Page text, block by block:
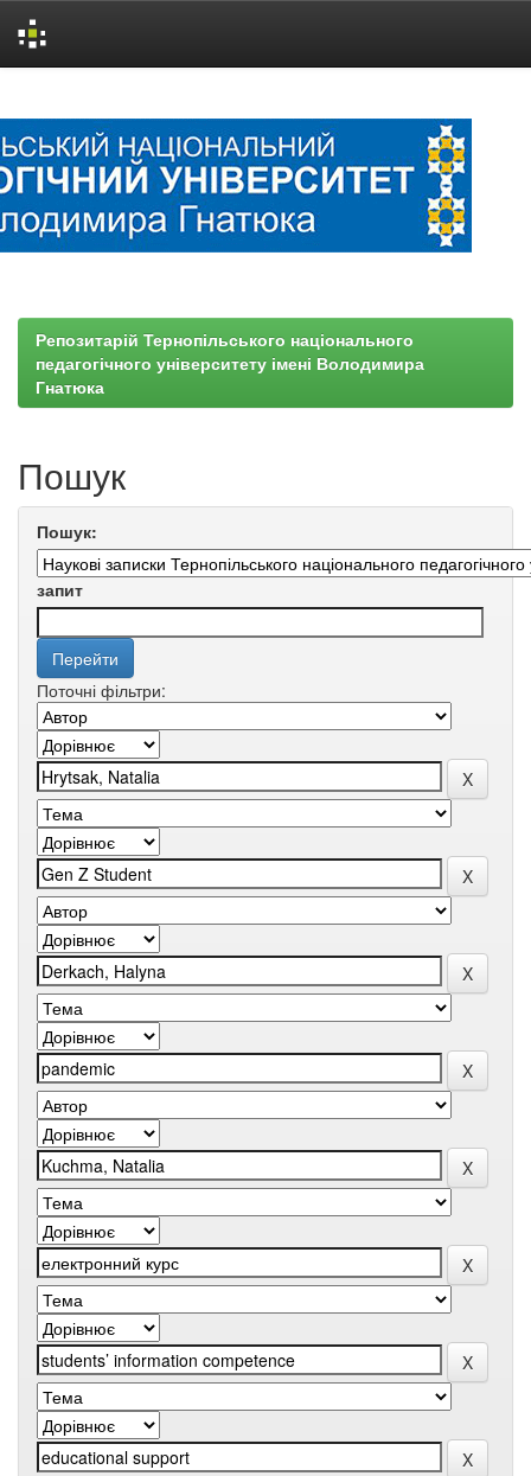
Репозитарій Тернопільського національного
педагогічного університету імені Володимира
Гнатюка
Пошук
Пошук:
запит
Поточні фільтри: